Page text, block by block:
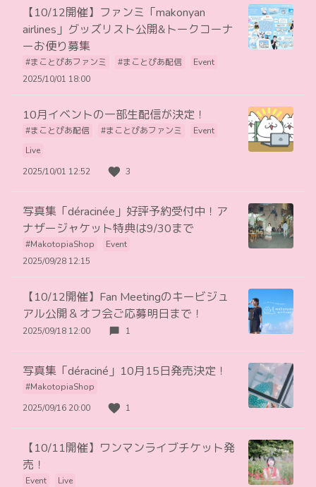
【10/12開催】ファンミ「makonyan
airlines」グッズリスト公開&トークコーナ
ーお便り募集
#まことぴあファンミ #まことぴあ配信
Event
2025/10/01 18:00
10月イベントの一部生配信が決定！
#まことぴあ配信 #まことぴあファンミ
Event
Live
2025/10/01 12:52
3
写真集「déracinée」好評予約受付中！ア
ナザージャケット特典は9/30まで
#MakotopiaShop
Event
2025/09/28 12:15
【10/12開催】Fan Meetingのキービジュ
アル公開＆オフ会ご応募明日まで！
2025/09/18 12:00 1
写真集「déraciné」10月15日発売決定！
#MakotopiaShop
2025/09/16 20:00
1
【10/11開催】ワンマンライブチケット発
売！
Event
Live